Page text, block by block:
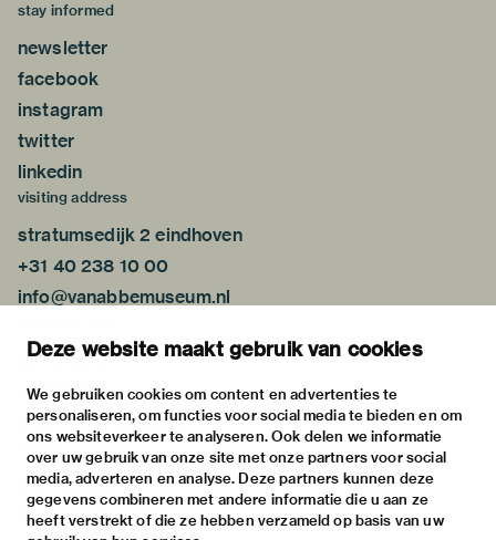
Deze website maakt gebruik van cookies
We gebruiken cookies om content en advertenties te
personaliseren, om functies voor social media te bieden en om
ons websiteverkeer te analyseren. Ook delen we informatie
over uw gebruik van onze site met onze partners voor social
media, adverteren en analyse. Deze partners kunnen deze
gegevens combineren met andere informatie die u aan ze
heeft verstrekt of die ze hebben verzameld op basis van uw
stay informed
newsletter
facebook
instagram
twitter
linkedin
visiting address
stratumsedijk 2 eindhoven
+31 40 238 10 00
info@vanabbemuseum.nl
exhibitions
activities
practical information
about
the museum
the collection